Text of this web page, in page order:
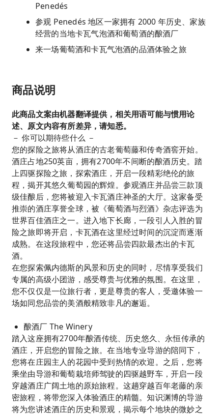
Penedés
参观 Penedés 地区一家拥有 2000 年历史、家族
经营的当地卡瓦气泡酒和葡萄酒的酿酒厂
来一场葡萄酒和卡瓦气泡酒的品酒体验之旅
商品说明
此商品文案由机器翻译提供，相关用语可能与惯用论
述、原文内容有所差异，请知悉。
－ 你可以期待些什么 －
您的探险之旅将从酒庄的古老葡萄藤和传奇酒窖开始。
酒庄占地250英亩，拥有2700年不间断的酿酒历史。踏
上四驱探险之旅，探索酒庄，开启一段精彩绝伦的旅
程，揭开其悠久葡萄园的辉煌。参观酒庄并品尝三款顶
级佳酿后，您将被迎入卡瓦酒庄神圣的大厅。这家备受
推崇的酒庄享誉全球，被《葡萄酒与烈酒》杂志评选为
世界百佳酒庄之一。进入地下长廊，一段引人入胜的冒
险之旅即将开启，卡瓦酒在这里经过时间的沉淀而逐渐
成熟。在这段旅程中，您还将品尝四款最杰出的卡瓦
酒。
在您探索佩内德斯的风景和历史的同时，尽情享受我们
专属的高级小团游，感受尊贵与优雅的氛围。在这里，
您不仅仅是一位旅行者，更是尊贵的客人，受邀体验一
场如同您品尝的美酒般精致非凡的邂逅。
酿酒厂 The Winery
踏入这座拥有2700年酿酒传统、历史悠久、永恒传承的
酒庄，开启您的冒险之旅。在当地专业导游的陪同下，
您将在庄园主人的花园中受到热情的欢迎。之后，您将
乘坐由导游和葡萄栽培师驾驶的四驱越野车，开启一段
穿越酒庄广阔土地的原始旅程。这趟穿越百年老藤的亲
密旅程，将带您深入体验酒庄的精髓。知识渊博的导游
将为您讲述酒庄的历史和景观，揭示每个地块的微妙之